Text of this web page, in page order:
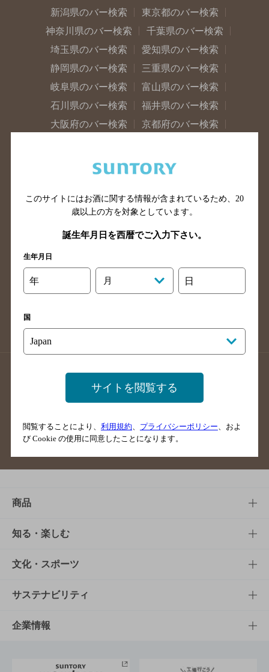
新潟県のバー検索
東京都のバー検索
神奈川県のバー検索
千葉県のバー検索
埼玉県のバー検索
愛知県のバー検索
静岡県のバー検索
三重県のバー検索
岐阜県のバー検索
富山県のバー検索
石川県のバー検索
福井県のバー検索
大阪府のバー検索
京都府のバー検索
滋賀県のバー検索
和歌山県のバー検索
山口県のバー検索
鳥取県のバー検索
島根県のバー検索
徳島県のバー検索
香川県のバー検索
愛媛県のバー検索
高知県のバー検索
長崎県のバー検索
佐賀県のバー検索
大分県のバー検索
熊本県のバー検索
沖縄県のバー検索
店舗登録方法のご案内
店舗情報更新方法のご案内
掲載店舗様ログイン
ご意見・ご感想
商品
商品TOP
商品一覧
商品発売情報
栄養成分一覧
知る・楽しむ
知る・楽しむTOP
キャンペーン
工場見学
文化・スポーツ
文化・スポーツTOP
サントリーホール
サステナビリティ
サステナビリティTOP
企業情報
このサイトにはお酒に関する情報が含まれているため、 20
歳以上の方を対象としています。
誕生年月日を西暦でご入力下さい。
生年月日
年 月 日
国
サイトを閲覧する
閲覧することにより、 利用規約 プライバシーポリシー 、およ
び Cookie の使用に同意したことになります。